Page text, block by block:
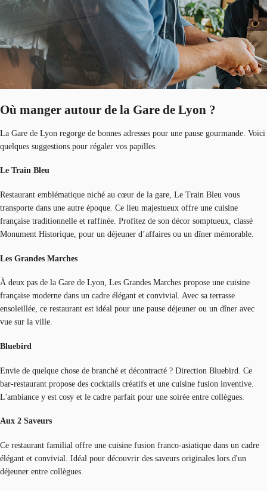
Où manger autour de la Gare de Lyon ?
La Gare de Lyon regorge de bonnes adresses pour une pause gourmande. Voici
quelques suggestions pour régaler vos papilles.
Le Train Bleu
Restaurant emblématique niché au cœur de la gare, Le Train Bleu vous
transporte dans une autre époque. Ce lieu majestueux offre une cuisine
française traditionnelle et raffinée. Profitez de son décor somptueux, classé
Monument Historique, pour un déjeuner d’affaires ou un dîner mémorable.
Les Grandes Marches
À deux pas de la Gare de Lyon, Les Grandes Marches propose une cuisine
française moderne dans un cadre élégant et convivial. Avec sa terrasse
ensoleillée, ce restaurant est idéal pour une pause déjeuner ou un dîner avec
vue sur la ville.
Bluebird
Envie de quelque chose de branché et décontracté ? Direction Bluebird. Ce
bar-restaurant propose des cocktails créatifs et une cuisine fusion inventive.
L'ambiance y est cosy et le cadre parfait pour une soirée entre collègues.
Aux 2 Saveurs
Ce restaurant familial offre une cuisine fusion franco-asiatique dans un cadre
élégant et convivial. Idéal pour découvrir des saveurs originales lors d'un
déjeuner entre collègues.